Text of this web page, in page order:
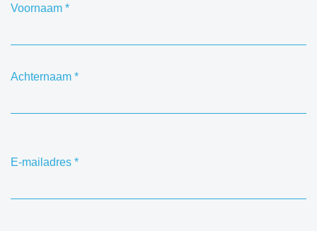
Voornaam *
Achternaam *
E-mailadres *